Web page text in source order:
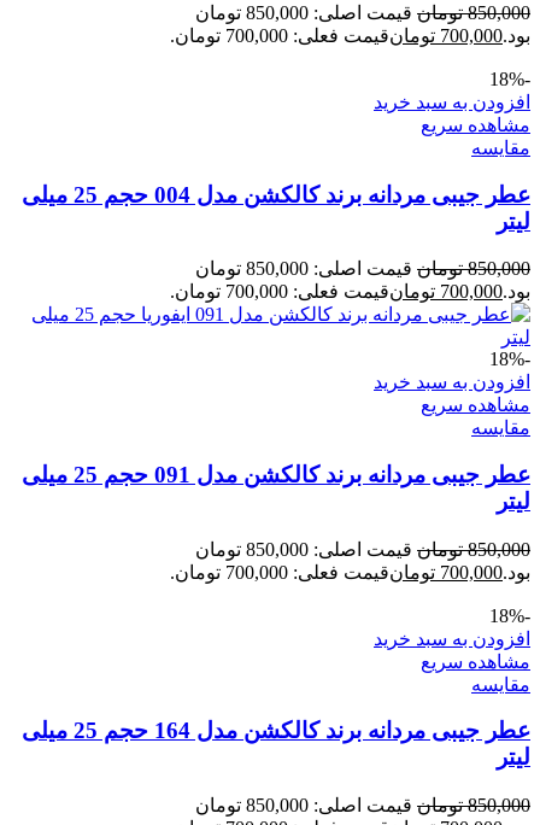
850,000 تومان
قیمت اصلی: 850,000 تومان
بود.700,000 تومانقیمت فعلی: 700,000 تومان.
-18%
افزودن به سبد خرید
مشاهده سریع
مقایسه
عطر جیبی مردانه برند کالکشن مدل 004 حجم 25 میلی
لیتر
850,000 تومان
قیمت اصلی: 850,000 تومان
بود.700,000 تومانقیمت فعلی: 700,000 تومان.
-18%
افزودن به سبد خرید
مشاهده سریع
مقایسه
عطر جیبی مردانه برند کالکشن مدل 091 حجم 25 میلی
لیتر
850,000 تومان
قیمت اصلی: 850,000 تومان
بود.700,000 تومانقیمت فعلی: 700,000 تومان.
-18%
افزودن به سبد خرید
مشاهده سریع
مقایسه
عطر جیبی مردانه برند کالکشن مدل 164 حجم 25 میلی
لیتر
850,000 تومان
قیمت اصلی: 850,000 تومان